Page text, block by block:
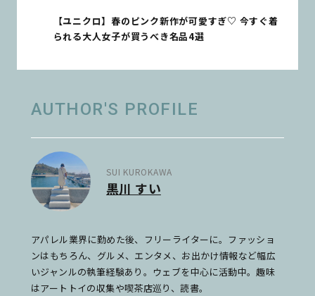
【ユニクロ】春のピンク新作が可愛すぎ♡ 今すぐ着
られる大人女子が買うべき名品4選
AUTHOR'S PROFILE
SUI KUROKAWA
黒川 すい
アパレル業界に勤めた後、フリーライターに。ファッショ
ンはもちろん、グルメ、エンタメ、お出かけ情報など幅広
いジャンルの執筆経験あり。ウェブを中心に活動中。趣味
はアートトイの収集や喫茶店巡り、読書。